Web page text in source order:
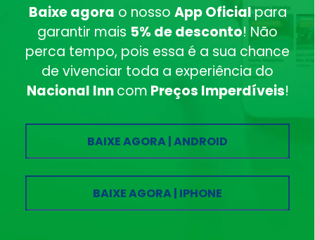
Baixe agora o nosso App Oficialpara
garantir mais 5% de desconto! Não
perca tempo, pois essa é a sua chance
de vivenciar toda a experiência do
Nacional Inncom Preços Imperdíveis!
BAIXE AGORA | ANDROID
BAIXE AGORA | IPHONE